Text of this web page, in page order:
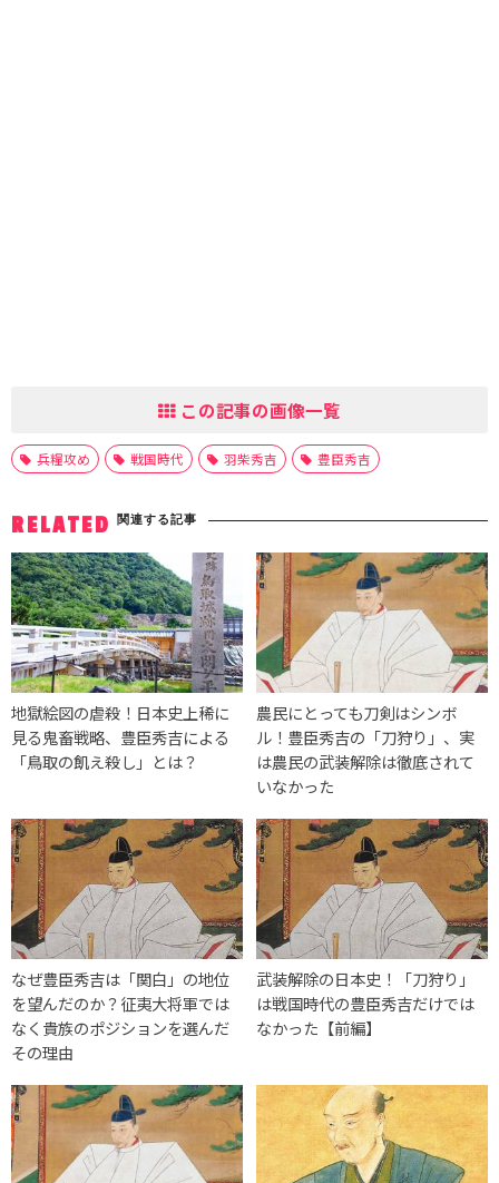
この記事の画像一覧
兵糧攻め 戦国時代 羽柴秀吉 豊臣秀吉
RELATED 関連する記事
地獄絵図の虐殺！日本史上稀に
見る鬼畜戦略、豊臣秀吉による
「鳥取の飢え殺し」とは？
農民にとっても刀剣はシンボ
ル！豊臣秀吉の「刀狩り」、実
は農民の武装解除は徹底されて
いなかった
なぜ豊臣秀吉は「関白」の地位
を望んだのか？征夷大将軍では
なく貴族のポジションを選んだ
その理由
武装解除の日本史！「刀狩り」
は戦国時代の豊臣秀吉だけでは
なかった【前編】